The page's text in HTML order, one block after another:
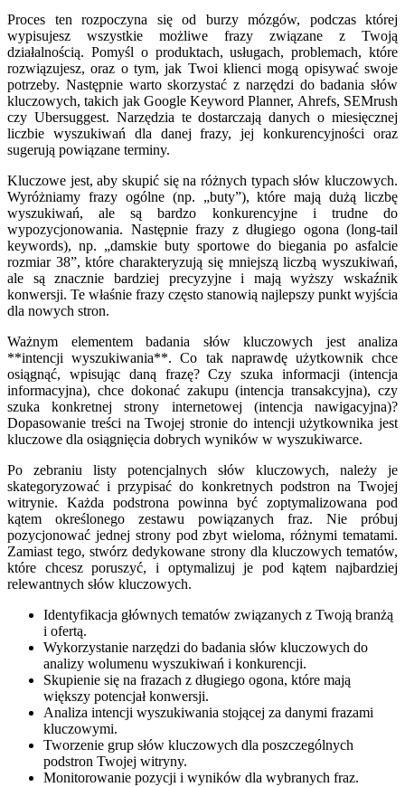
Proces ten rozpoczyna się od burzy mózgów, podczas której
wypisujesz wszystkie możliwe frazy związane z Twoją
działalnością. Pomyśl o produktach, usługach, problemach, które
rozwiązujesz, oraz o tym, jak Twoi klienci mogą opisywać swoje
potrzeby. Następnie warto skorzystać z narzędzi do badania słów
kluczowych, takich jak Google Keyword Planner, Ahrefs, SEMrush
czy Ubersuggest. Narzędzia te dostarczają danych o miesięcznej
liczbie wyszukiwań dla danej frazy, jej konkurencyjności oraz
sugerują powiązane terminy.
Kluczowe jest, aby skupić się na różnych typach słów kluczowych.
Wyróżniamy frazy ogólne (np. „buty”), które mają dużą liczbę
wyszukiwań, ale są bardzo konkurencyjne i trudne do
wypozycjonowania. Następnie frazy z długiego ogona (long-tail
keywords), np. „damskie buty sportowe do biegania po asfalcie
rozmiar 38”, które charakteryzują się mniejszą liczbą wyszukiwań,
ale są znacznie bardziej precyzyjne i mają wyższy wskaźnik
konwersji. Te właśnie frazy często stanowią najlepszy punkt wyjścia
dla nowych stron.
Ważnym elementem badania słów kluczowych jest analiza
**intencji wyszukiwania**. Co tak naprawdę użytkownik chce
osiągnąć, wpisując daną frazę? Czy szuka informacji (intencja
informacyjna), chce dokonać zakupu (intencja transakcyjna), czy
szuka konkretnej strony internetowej (intencja nawigacyjna)?
Dopasowanie treści na Twojej stronie do intencji użytkownika jest
kluczowe dla osiągnięcia dobrych wyników w wyszukiwarce.
Po zebraniu listy potencjalnych słów kluczowych, należy je
skategoryzować i przypisać do konkretnych podstron na Twojej
witrynie. Każda podstrona powinna być zoptymalizowana pod
kątem określonego zestawu powiązanych fraz. Nie próbuj
pozycjonować jednej strony pod zbyt wieloma, różnymi tematami.
Zamiast tego, stwórz dedykowane strony dla kluczowych tematów,
które chcesz poruszyć, i optymalizuj je pod kątem najbardziej
relewantnych słów kluczowych.
Identyfikacja głównych tematów związanych z Twoją branżą
i ofertą.
Wykorzystanie narzędzi do badania słów kluczowych do
analizy wolumenu wyszukiwań i konkurencji.
Skupienie się na frazach z długiego ogona, które mają
większy potencjał konwersji.
Analiza intencji wyszukiwania stojącej za danymi frazami
kluczowymi.
Tworzenie grup słów kluczowych dla poszczególnych
podstron Twojej witryny.
Monitorowanie pozycji i wyników dla wybranych fraz.